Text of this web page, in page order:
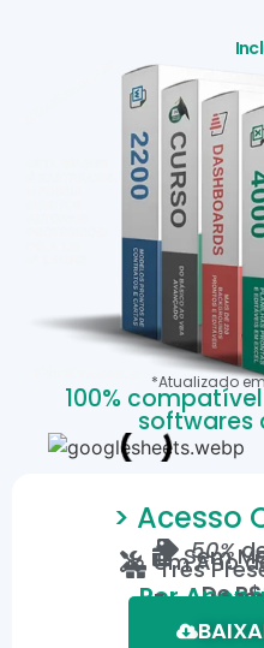
*Atualizado
100%
softwares
> Acesso
50%
Sem
Um Ano
Três
De
Por
Em até
*Oferta válida